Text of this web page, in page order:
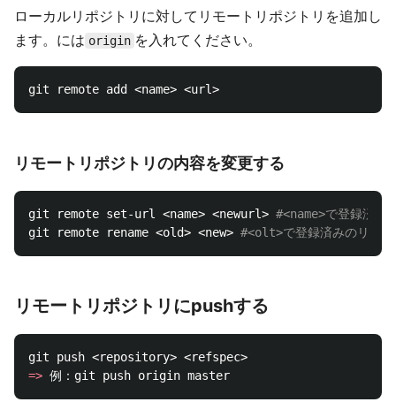
ローカルリポジトリに対してリモートリポジトリを追加し
ます。には origin を入れてください。
リモートリポジトリの内容を変更する
git remote set-url <name> <newurl> #<name>で登録済み
git remote rename <old> <new> #<olt>で登録済みのリモー
リモートリポジトリにpushする
=>